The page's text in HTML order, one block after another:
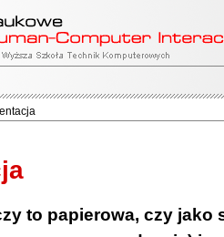
to papierowa, czy jako